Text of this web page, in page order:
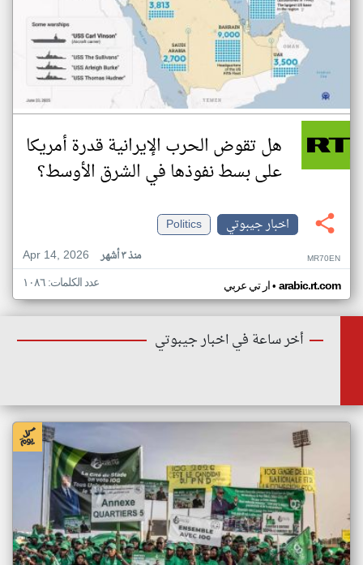
هل تقوض الحرب الإيرانية قدرة أمريكا
على بسط نفوذها في الشرق الأوسط؟
اخبار جيبوتي
Politics
Apr 14, 2026
منذ ٣ أشهر MR70EN
ار تي عربي• arabic.rt.com عدد الكلمات: ١٠٨٦
أخر ساعة في اخبار جيبوتي